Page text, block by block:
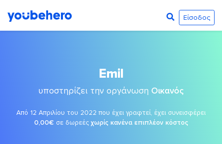
Είσοδος
Emil
υποστηρίζει την οργάνωση Οικανός
Από 12 Απριλίου του 2022 που έχει γραφτεί, έχει συνεισφέρει
0,00€ σε δωρεές χωρίς κανένα επιπλέον κόστος